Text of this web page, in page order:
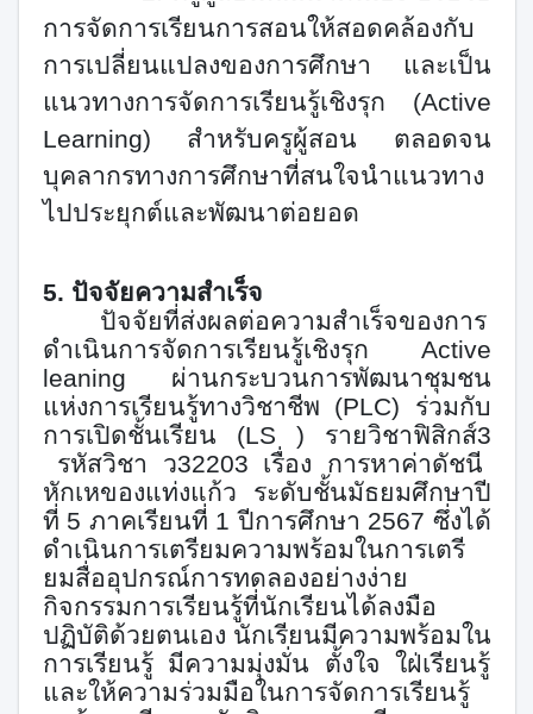
การจัดการเรียนการสอนให้สอดคล้องกับ
การเปลี่ยนแปลงของการศึกษา และเป็น
แนวทางการจัดการเรียนรู้เชิงรุก (Active
Learning) สำหรับครูผู้สอน ตลอดจน
บุคลากรทางการศึกษาที่สนใจนำแนวทาง
ไปประยุกต์และพัฒนาต่อยอด
5. ปัจจัยความสำเร็จ
ปัจจัยที่ส่งผลต่อความสำเร็จของการ
ดำเนินการจัดการเรียนรู้เชิงรุก Active
leaning ผ่านกระบวนการพัฒนาชุมชน
แห่งการเรียนรู้ทางวิชาชีพ (PLC) ร่วมกับ
การเปิดชั้นเรียน (LS ) รายวิชาฟิสิกส์3
รหัสวิชา ว32203 เรื่อง การหาค่าดัชนี
หักเหของแท่งแก้ว ระดับชั้นมัธยมศึกษาปี
ที่ 5 ภาคเรียนที่ 1ปีการศึกษา 2567 ซึ่งได้
ดำเนินการเตรียมความพร้อมในการเตรี
ยมสื่ออุปกรณ์การทดลองอย่างง่าย
กิจกรรมการเรียนรู้ที่นักเรียนได้ลงมือ
ปฏิบัติด้วยตนเอง นักเรียนมีความพร้อมใน
การเรียนรู้ มีความมุ่งมั่น ตั้งใจ ใฝ่เรียนรู้
และให้ความร่วมมือในการจัดการเรียนรู้